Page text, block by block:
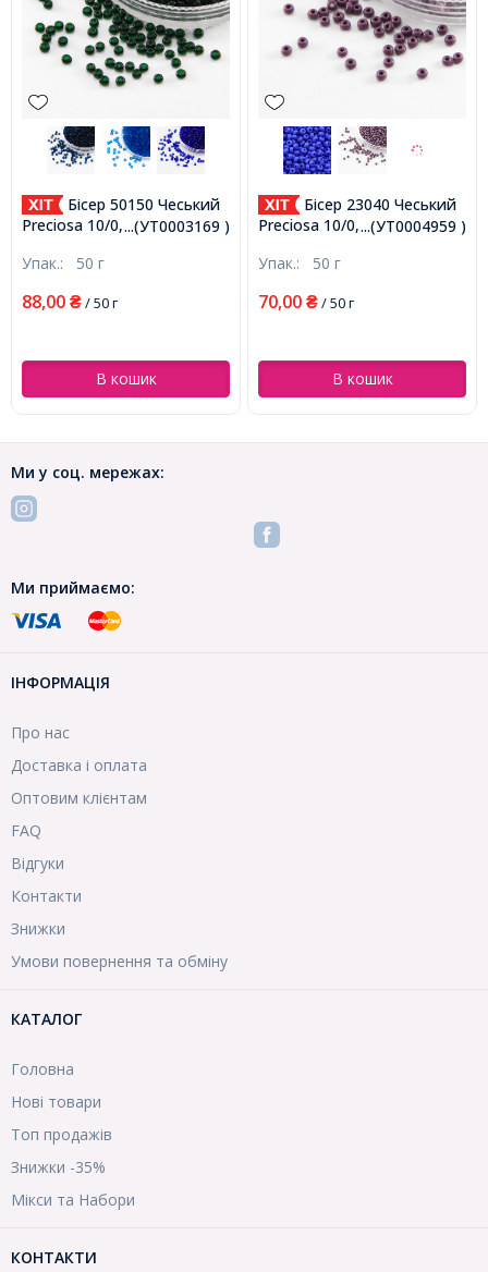
...(УТ0003169 )
Бісер 50150 Чеський
Preciosa 10/0, Прозорий
(УТ0003169)
Упак.: 50 г
88,00 ₴/ 50 г
В кошик
...(УТ0004959 )
Бісер 23040 Чеський
Preciosa 10/0, Природний
Круглий, (УТ0004959)
Упак.: 50 г
70,00 ₴/ 50 г
В кошик
Ми у соц. мережах:
Ми приймаємо:
ІНФОРМАЦІЯ
Про нас
Доставка і оплата
Оптовим клієнтам
FAQ
Відгуки
Контакти
Знижки
Умови повернення та обміну
КАТАЛОГ
Головна
Нові товари
Топ продажів
Знижки -35%
Мікси та Набори
КОНТАКТИ